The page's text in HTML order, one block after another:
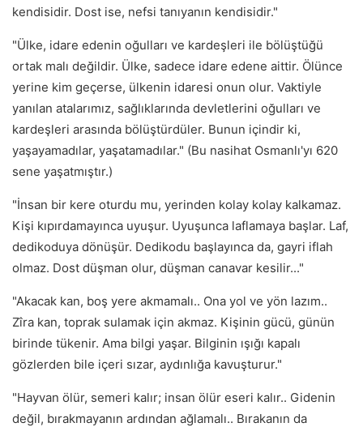
kendisidir. Dost ise, nefsi tanıyanın kendisidir."
"Ülke, idare edenin oğulları ve kardeşleri ile bölüştüğü
ortak malı değildir. Ülke, sadece idare edene aittir. Ölünce
yerine kim geçerse, ülkenin idaresi onun olur. Vaktiyle
yanılan atalarımız, sağlıklarında devletlerini oğulları ve
kardeşleri arasında bölüştürdüler. Bunun içindir ki,
yaşayamadılar, yaşatamadılar." (Bu nasihat Osmanlı'yı 620
sene yaşatmıştır.)
"İnsan bir kere oturdu mu, yerinden kolay kolay kalkamaz.
Kişi kıpırdamayınca uyuşur. Uyuşunca laflamaya başlar. Laf,
dedikoduya dönüşür. Dedikodu başlayınca da, gayri iflah
olmaz. Dost düşman olur, düşman canavar kesilir..."
"Akacak kan, boş yere akmamalı.. Ona yol ve yön lazım..
Zîra kan, toprak sulamak için akmaz. Kişinin gücü, günün
birinde tükenir. Ama bilgi yaşar. Bilginin ışığı kapalı
gözlerden bile içeri sızar, aydınlığa kavuşturur."
"Hayvan ölür, semeri kalır; insan ölür eseri kalır.. Gidenin
değil, bırakmayanın ardından ağlamalı.. Bırakanın da